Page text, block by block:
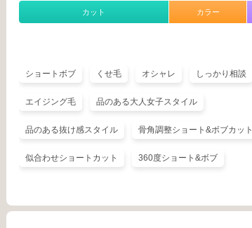
カット カラー
ショートボブ くせ毛 オシャレ しっかり相談
エイジング毛 品のある大人女子スタイル
品のある抜け感スタイル 骨角調整ショート&ボブカット
似合わせショートカット 360度ショート&ボブ